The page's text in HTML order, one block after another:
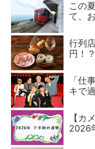
この
て、
行列
円！
「仕
キで
【カ
2026